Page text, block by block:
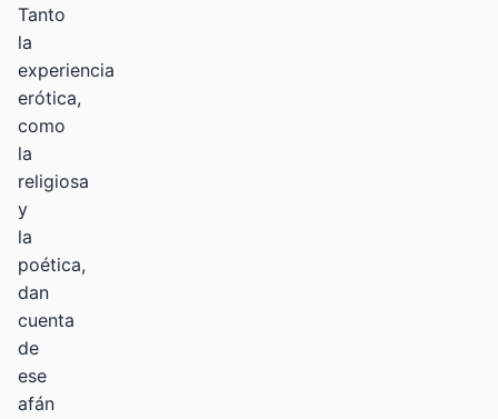
Tanto
la
experiencia
erótica,
como
la
religiosa
y
la
poética,
dan
cuenta
de
ese
afán